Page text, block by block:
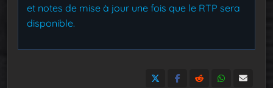
et notes de mise à jour une fois que le RTP sera
disponible.